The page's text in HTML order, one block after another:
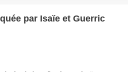
par Isaïe et Guerric